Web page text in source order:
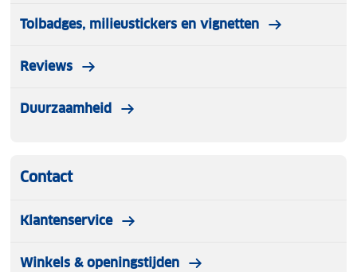
Tolbadges, milieustickers en vignetten
Reviews
Duurzaamheid
Contact
Klantenservice
Winkels & openingstijden